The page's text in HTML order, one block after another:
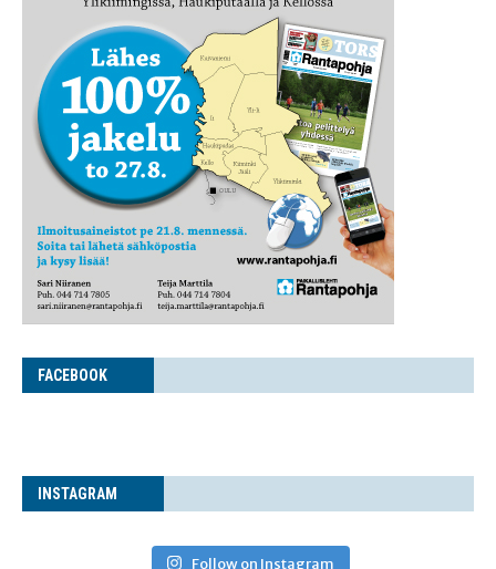
FACE­BOOK
INS­TA­GRAM
Follow on Instagram